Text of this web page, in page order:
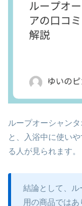
ループオーシャン
と、入浴中に使い
る人が見られます。
結論として、ル
用の商品ではあ